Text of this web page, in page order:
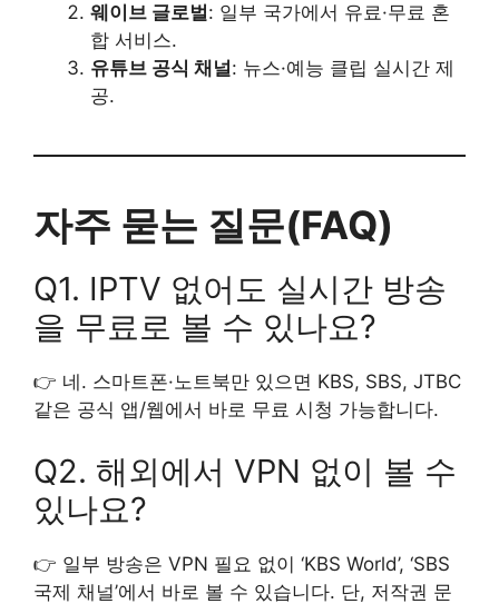
웨이브 글로벌: 일부 국가에서 유료·무료 혼
합 서비스.
유튜브 공식 채널: 뉴스·예능 클립 실시간 제
공.
자주 묻는 질문(FAQ)
Q1. IPTV 없어도 실시간 방송
을 무료로 볼 수 있나요?
👉 네. 스마트폰·노트북만 있으면 KBS, SBS, JTBC
같은 공식 앱/웹에서 바로 무료 시청 가능합니다.
Q2. 해외에서 VPN 없이 볼 수
있나요?
👉 일부 방송은 VPN 필요 없이 ‘KBS World’, ‘SBS
국제 채널’에서 바로 볼 수 있습니다. 단, 저작권 문